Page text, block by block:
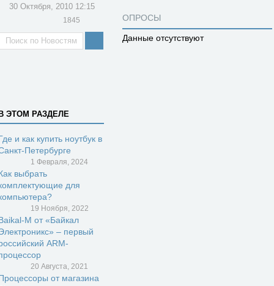
30 Октября, 2010 12:15
1845
ЭТОМ РАЗДЕЛЕ
и как купить ноутбук в
Петербурге
1 Февраля, 2024
выбрать
для
19 Ноября, 2022
M от «Байкал
– первый
ARM-
20 Августа, 2021
от магазина
ОПРОСЫ
Данные отсутствуют